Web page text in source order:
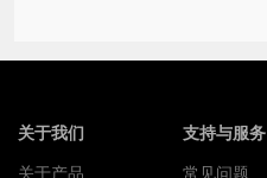
关于我们
关于产品
支持与服务
常见问题